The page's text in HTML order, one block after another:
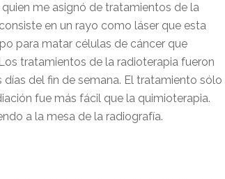
me asignó de tratamientos de la
en un rayo como láser que esta
para matar células de cáncer que
tratamientos de la radioterapia fueron
del fin de semana. El tratamiento sólo
fue más fácil que la quimioterapia.
a la mesa de la radiografía.